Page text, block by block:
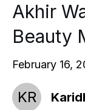
Akhir
Beauty
February 16,
KR